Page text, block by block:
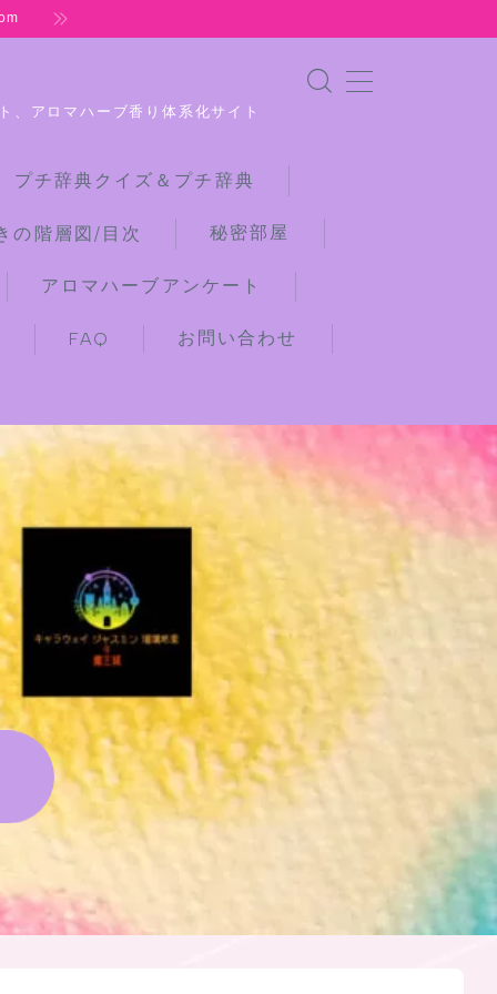
、アロマハーブ香り体系化サイト
チ辞典クイズ＆プチ辞典
の階層図/目次 秘密部屋
アロマハーブアンケート
FAQ お問い合わせ